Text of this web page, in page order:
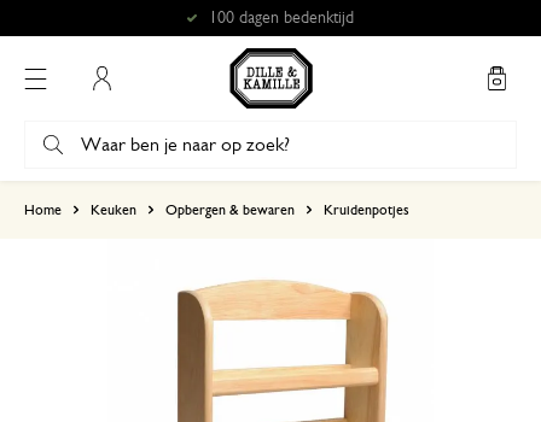
100 dagen bedenktijd
Home Keuken Opbergen & bewaren Kruidenpotjes
5
3
2